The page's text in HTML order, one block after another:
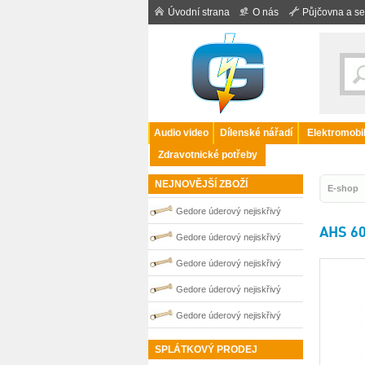
Úvodní strana O nás Půjčovna a
Audio video Dílenské nářadí
Zdravotnické potřeby
NEJNOVĚJŠÍ ZBOŽÍ
Gedore úderový nejiskřivý
plochý klíč vyhnutý 27 mm
0100250S
Gedore úderový nejiskřivý
plochý klíč vyhnutý 50 mm
0100256S
Gedore úderový nejiskřivý
plochý klíč vyhnutý 46 mm
0100255S
Gedore úderový nejiskřivý
plochý klíč vyhnutý 32 mm
0100252S
Gedore úderový nejiskřivý
plochý klíč vyhnutý 30 mm
SPLÁTKOVÝ PRODEJ
E-shop
AHS